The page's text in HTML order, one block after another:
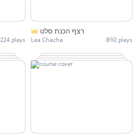
224 plays
רצף הכנת סלט
Lea Chacha 892 plays